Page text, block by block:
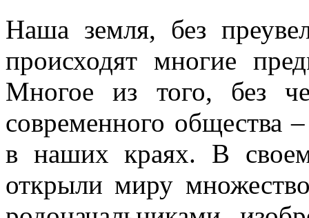
Наша земля, без
происходят многие
Многое из того, без
современного общества
в наших краях. В своем
открыли миру